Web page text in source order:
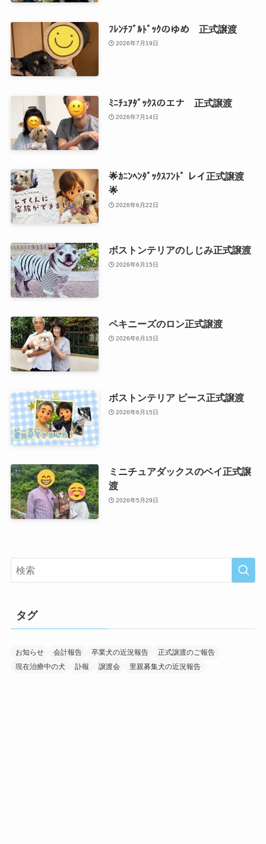
ﾌﾚﾝﾁﾌﾞﾙﾄﾞｯｸのゆめ 正式譲渡
2026年7月19日
ﾐﾆﾁｭｱﾀﾞｯｸｽのエナ 正式譲渡
2026年7月14日
🌟ｶﾆﾝﾍﾝﾀﾞｯｸｽﾌﾝﾄﾞ レイ正式譲渡
🌟
2026年6月22日
ボストンテリアのしじみ正式譲渡
2026年6月15日
ペキニーズのロン正式譲渡
2026年6月15日
ボストンテリア ピース正式譲渡
2026年6月15日
ミニチュアダックスのベイ正式譲
渡
2026年5月29日
タグ
お知らせ 会計報告 卒業犬の近況報告
正式譲渡のご報告
現在治療中の犬
訃報 譲渡会 里親募集犬の近況報告